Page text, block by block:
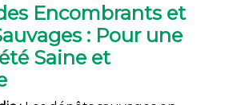
Encombrants et
: Pour une
Saine et